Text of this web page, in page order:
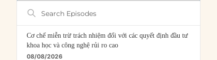
Search
Episodes
Cơ chế miễn trừ trách nhiệm đối với các quyết định đầu tư
khoa học và công nghệ rủi ro cao
08/08/2026